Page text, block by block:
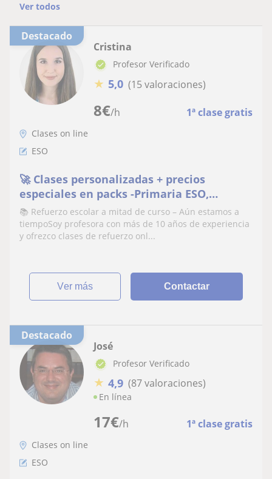
Ver todos
Destacado
8€/h 1ª clase gratis
Cristina
Profesor Verificado
★ 5,0 (15 valoraciones)
Clases on line
ESO
🚀 Clases personalizadas + precios
especiales en packs -Primaria ESO,
Bachillerato y Pruebas para adultos 📚
¡Infórmate ya!
📚 Refuerzo escolar a mitad de curso – Aún estamos a
tiempoSoy profesora con más de 10 años de experiencia
y ofrezco clases de refuerzo onl...
ver más Contactar
Destacado
17€/h 1ª clase gratis
José
Profesor Verificado
★ 4,9 (87 valoraciones)
En línea
Clases on line
ESO